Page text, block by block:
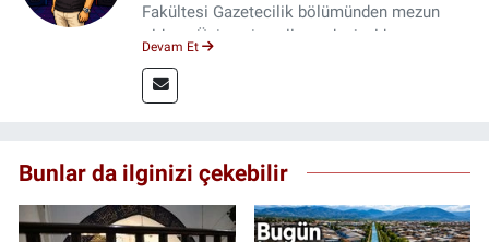
Fakültesi Gazetecilik bölümünden mezun
oldum. Üniversite yıllarımda 4 yıl boyunca
saha deneyimi kazandım. 2023 yılından beri
Genç Gazete'de okurlarımıza haber
Devam Et
Bunlar da ilginizi çekebilir